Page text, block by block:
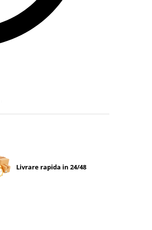
Livrare rapida in 24/48